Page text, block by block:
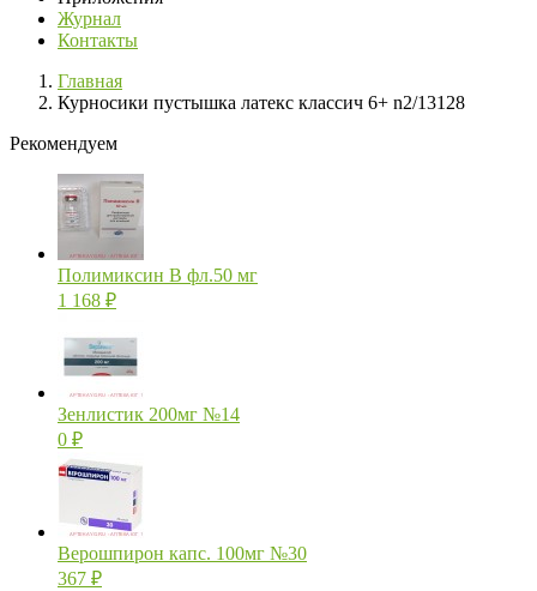
Журнал
Контакты
Главная
Курносики пустышка латекс классич 6+ n2/13128
Рекомендуем
Полимиксин В фл.50 мг
1 168 ₽
Зенлистик 200мг №14
0 ₽
Верошпирон капс. 100мг №30
367 ₽